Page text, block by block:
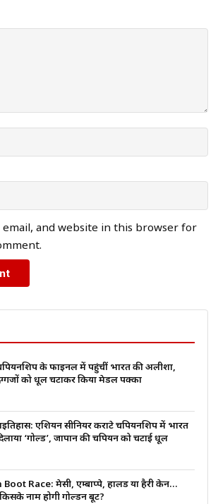
email, and website in this browser for
के फाइनल में पहुंचीं भारत की अलीशा,
को धूल चटाकर किया मेडल पक्का
एशियन सीनियर कराटे चैंपियनशिप में भारत
‘गोल्ड’, जापान की चैंपियन को चटाई धूल
Race: मेसी, एम्बाप्पे, हालैंड या हैरी केन…
नाम होगी गोल्डन बूट?